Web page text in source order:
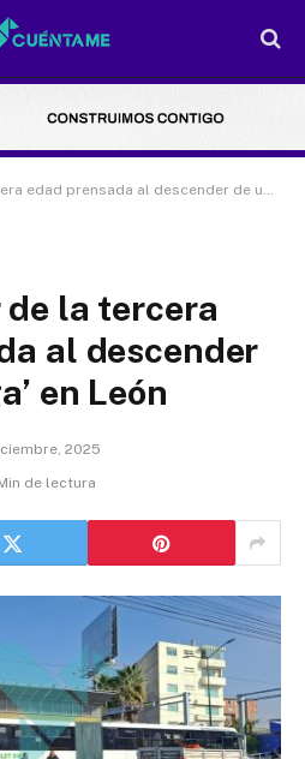
prensada al descender de una ‘Oruga’ en León
la tercera
al descender
en León
2025
de lectura